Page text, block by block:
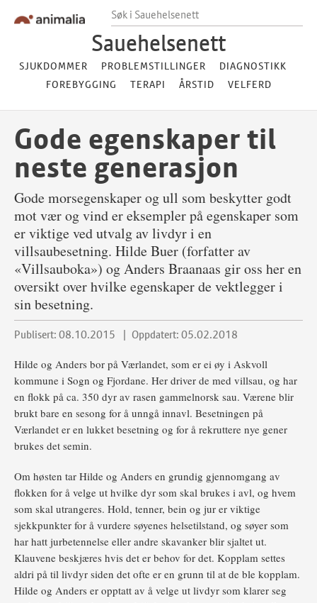
Søk i Sauehelsenett
Sauehelsenett
SJUKDOMMER PROBLEMSTILLINGER
DIAGNOSTIKK
FOREBYGGING
TERAPI ÅRSTID VELFERD
Gode egenskaper til
neste generasjon
Gode morsegenskaper og ull som beskytter godt
mot vær og vind er eksempler på egenskaper som
er viktige ved utvalg av livdyr i en
villsaubesetning. Hilde Buer (forfatter av
«Villsauboka») og Anders Braanaas gir oss her en
oversikt over hvilke egenskaper de vektlegger i
sin besetning.
Publisert: 08.10.2015 Oppdatert: 05.02.2018
Hilde og Anders bor på Værlandet, som er ei øy i Askvoll
kommune i Sogn og Fjordane. Her driver de med villsau, og har
en flokk på ca. 350 dyr av rasen gammelnorsk sau. Værene blir
brukt bare en sesong for å unngå innavl. Besetningen på
Værlandet er en lukket besetning og for å rekruttere nye gener
brukes det semin.
Om høsten tar Hilde og Anders en grundig gjennomgang av
flokken for å velge ut hvilke dyr som skal brukes i avl, og hvem
som skal utrangeres. Hold, tenner, bein og jur er viktige
sjekkpunkter for å vurdere søyenes helsetilstand, og søyer som
har hatt jurbetennelse eller andre skavanker blir sjaltet ut.
Klauvene beskjæres hvis det er behov for det. Kopplam settes
aldri på til livdyr siden det ofte er en grunn til at de ble kopplam.
Hilde og Anders er opptatt av å velge ut livdyr som klarer seg